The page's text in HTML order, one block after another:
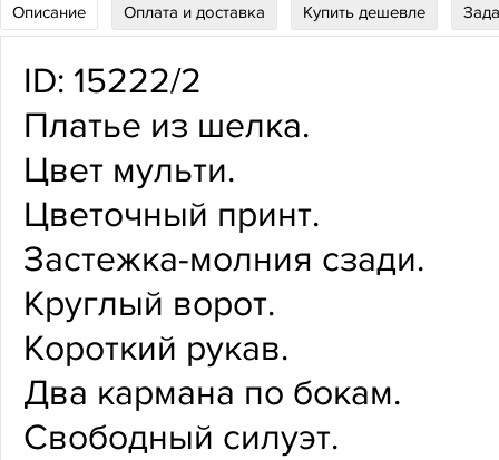
Описание Оплата и доставка Купить дешевле
ID: 15222/2
Платье из шелка.
Цвет мульти.
Цветочный принт.
Застежка-молния сзади.
Круглый ворот.
Короткий рукав.
Два кармана по бокам.
Свободный силуэт.